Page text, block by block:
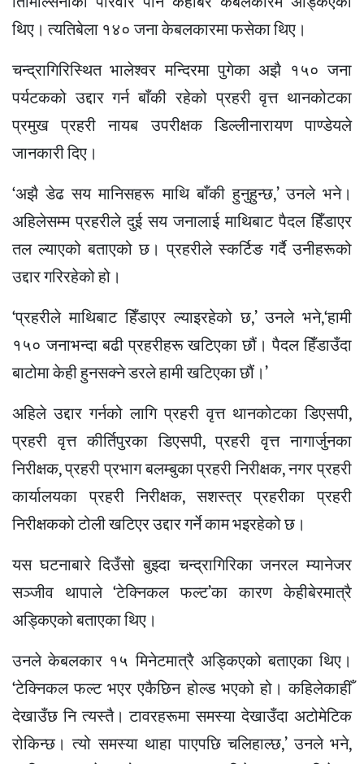
थिए। त्यतिबेला १४० जना केबलकारमा फसेका थिए।
चन्द्रागिरिस्थित भालेश्वर मन्दिरमा पुगेका अझै १५० जना
पर्यटकको उद्दार गर्न बाँकी रहेको प्रहरी वृत्त थानकोटका
प्रमुख प्रहरी नायब उपरीक्षक डिल्लीनारायण पाण्डेयले
जानकारी दिए।
‘अझै डेढ सय मानिसहरू माथि बाँकी हुनुहुन्छ,’ उनले भने।
अहिलेसम्म प्रहरीले दुई सय जनालाई माथिबाट पैदल हिँडाएर
तल ल्याएको बताएको छ। प्रहरीले स्कर्टिङ गर्दै उनीहरूको
उद्दार गरिरहेको हो।
‘प्रहरीले माथिबाट हिँडाएर ल्याइरहेको छ,’ उनले भने,‘हामी
१५० जनाभन्दा बढी प्रहरीहरू खटिएका छौं। पैदल हिँडाउँदा
बाटोमा केही हुनसक्ने डरले हामी खटिएका छौं।’
अहिले उद्दार गर्नको लागि प्रहरी वृत्त थानकोटका डिएसपी,
प्रहरी वृत्त कीर्तिपुरका डिएसपी, प्रहरी वृत्त नागार्जुनका
निरीक्षक, प्रहरी प्रभाग बलम्बुका प्रहरी निरीक्षक, नगर प्रहरी
कार्यालयका प्रहरी निरीक्षक, सशस्त्र प्रहरीका प्रहरी
निरीक्षकको टोली खटिएर उद्दार गर्ने काम भइरहेको छ।
यस घटनाबारे दिउँसो बुझ्दा चन्द्रागिरिका जनरल म्यानेजर
सञ्जीव थापाले ‘टेक्निकल फल्ट’का कारण केहीबेरमात्रै
अड्किएको बताएका थिए।
उनले केबलकार १५ मिनेटमात्रै अड्किएको बताएका थिए।
‘टेक्निकल फल्ट भएर एकैछिन होल्ड भएको हो। कहिलेकाहीँ
देखाउँछ नि त्यस्तै। टावरहरूमा समस्या देखाउँदा अटोमेटिक
रोकिन्छ। त्यो समस्या थाहा पाएपछि चलिहाल्छ,’ उनले भने,